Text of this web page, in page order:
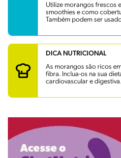
Utilize morangos frescos
smoothies e como
Também podem ser
DICA NUTRICIONAL
As morangos são ricos
fibra. Inclua-os na sua
cardiovascular e digestiva.